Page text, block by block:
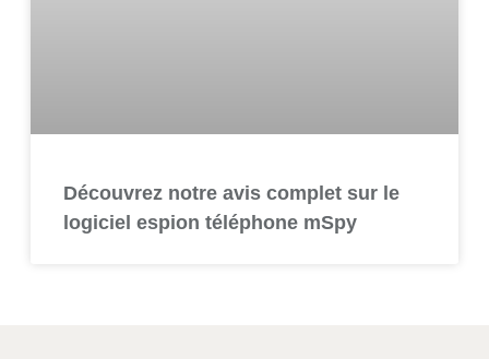
Découvrez notre avis complet sur le
logiciel espion téléphone mSpy